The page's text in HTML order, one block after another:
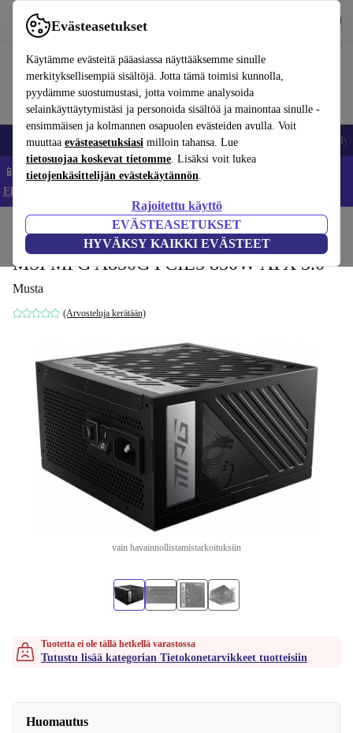
Evästeasetukset
Käytämme evästeitä pääasiassa näyttääksemme sinulle
merkityksellisempiä sisältöjä. Jotta tämä toimisi kunnolla,
pyydämme suostumustasi, jotta voimme analysoida
selainkäyttäytymistäsi ja personoida sisältöä ja mainontaa sinulle -
ensimmäisen ja kolmannen osapuolen evästeiden avulla. Voit
muuttaa evästeasetuksiasi milloin tahansa. Lue
tietosuojaa koskevat tietomme. Lisäksi voit lukea
tietojenkäsittelijän evästekäytännön.
Rajoitettu käyttö
EVÄSTEASETUKSET
HYVÄKSY KAIKKI EVÄSTEET
Käytä refurbed-palvelua nopeasti ja helposti
Matkapuhelimet ja älypuhelimet Kannettavat tietokoneet
📱 Säästä 5 % LISÄÄ iPhoneista – Koodi: IPHONEDEAL –
Ehdot ja säännöt
Tarvikkeet Tietokonetarvikkeet
MSI MPG A850G PCIE5 850W ATX 3.0
Musta
(Arvosteluja kerätään)
vain havainnollistamistarkoituksiin
Tuotetta ei ole tällä hetkellä varastossa
Tutustu lisää kategorian Tietokonetarvikkeet tuotteisiin
Huomautus